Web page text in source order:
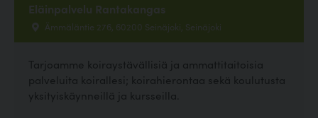
Eläinpalvelu Rantakangas
Ämmäläntie 276, 60200 Seinäjoki, Seinäjoki
Tarjoamme koiraystävällisiä ja ammattitaitoisia
palveluita koirallesi; koirahierontaa sekä koulutusta
yksityiskäynneillä ja kursseilla.